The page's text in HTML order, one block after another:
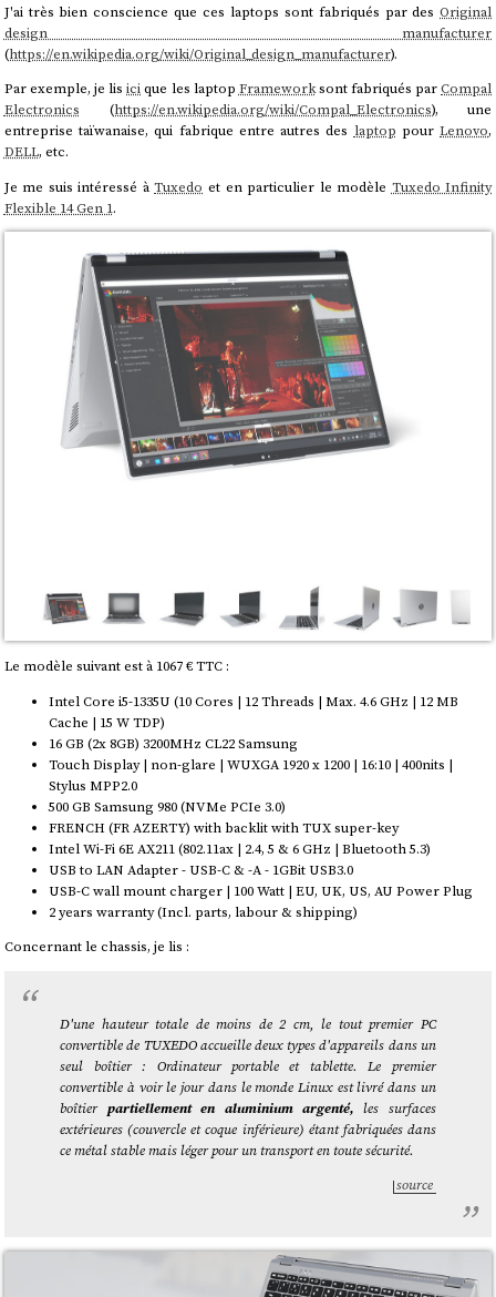
J'ai très bien conscience que ces laptops sont fabriqués par desOriginal
design manufacturer
(https://en.wikipedia.org/wiki/Original_design_manufacturer).
Par exemple, je lisicique les laptop Frameworksont fabriqués parCompal
Electronics (https://en.wikipedia.org/wiki/Compal_Electronics), une
entreprise taïwanaise, qui fabrique entre autres des laptop pourLenovo,
DELL, etc.
Je me suis intéressé àTuxedo et en particulier le modèle Tuxedo Infinity
Flexible 14 Gen 1.
Le modèle suivant est à 1067 € TTC :
Intel Core i5-1335U (10 Cores | 12 Threads | Max. 4.6 GHz | 12 MB
Cache | 15 W TDP)
16 GB (2x 8GB) 3200MHz CL22 Samsung
Touch Display | non-glare | WUXGA 1920 x 1200 | 16:10 | 400nits |
Stylus MPP2.0
500 GB Samsung 980 (NVMe PCIe 3.0)
FRENCH (FR AZERTY) with backlit with TUX super-key
Intel Wi-Fi 6E AX211 (802.11ax | 2.4, 5 & 6 GHz | Bluetooth 5.3)
USB to LAN Adapter - USB-C & -A - 1GBit USB3.0
USB-C wall mount charger | 100 Watt | EU, UK, US, AU Power Plug
2 years warranty (Incl. parts, labour & shipping)
Concernant le chassis, je lis :
D'une hauteur totale de moins de 2 cm, le tout premier PC
convertible de TUXEDO accueille deux types d'appareils dans un
seul boîtier : Ordinateur portable et tablette. Le premier
convertible à voir le jour dans le monde Linux est livré dans un
boîtier partiellement en aluminium argenté, les surfaces
extérieures (couvercle et coque inférieure) étant fabriquées dans
ce métal stable mais léger pour un transport en toute sécurité.
source